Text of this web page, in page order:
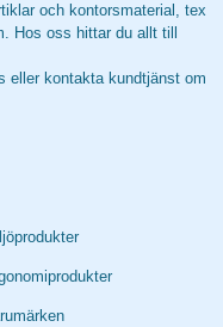
och kontorsmaterial, tex
Hos oss hittar du allt till
eller kontakta kundtjänst om